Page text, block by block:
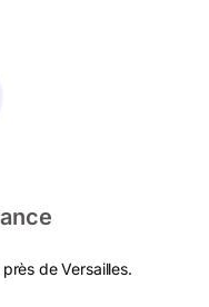
de Versailles.